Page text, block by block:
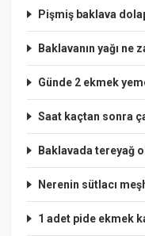
Pişmiş baklava
Baklavanın yağı ne
Günde 2 ekmek
Saat kaçtan sonra
Baklavada tereyağ
Nerenin sütlacı
1 adet pide ekmek